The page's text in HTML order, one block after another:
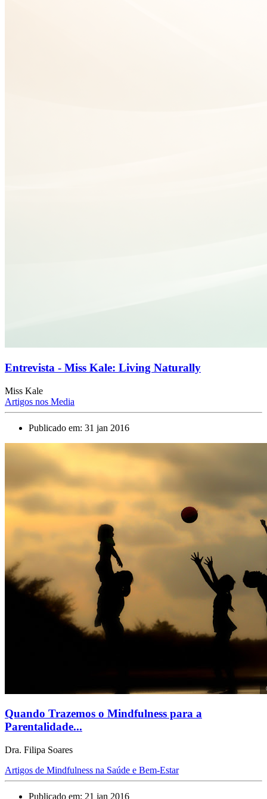
Entrevista - Miss Kale: Living Naturally
Miss Kale
Artigos nos Media
Publicado em: 31 jan 2016
Quando Trazemos o Mindfulness para a
Parentalidade...
Dra. Filipa Soares
Artigos de Mindfulness na Saúde e Bem-Estar
Publicado em: 21 jan 2016